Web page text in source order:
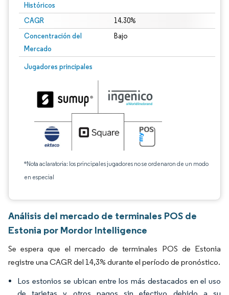
Históricos
CAGR 14.30%
Concentración del
Mercado
Bajo
Jugadores principales
*Nota aclaratoria: los principales jugadores no se ordenaron de un modo
en especial
Análisis del mercado de terminales POS de
Estonia por Mordor Intelligence
Se espera que el mercado de terminales POS de Estonia
registre una CAGR del 14,3% durante el período de pronóstico.
Los estonios se ubican entre los más destacados en el uso